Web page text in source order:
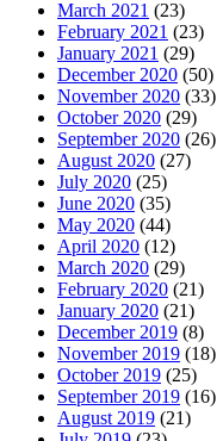
March 2021 (23)
February 2021 (23)
January 2021 (29)
December 2020 (50)
November 2020 (33)
October 2020 (29)
September 2020 (26)
August 2020 (27)
July 2020 (25)
June 2020 (35)
May 2020 (44)
April 2020 (12)
March 2020 (29)
February 2020 (21)
January 2020 (21)
December 2019 (8)
November 2019 (18)
October 2019 (25)
September 2019 (16)
August 2019 (21)